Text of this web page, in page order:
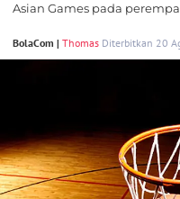
Asian Games pada
BolaCom | Thomas Diterbitkan 20